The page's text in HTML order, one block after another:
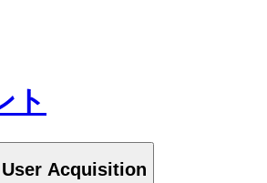
ト
User Acquisition